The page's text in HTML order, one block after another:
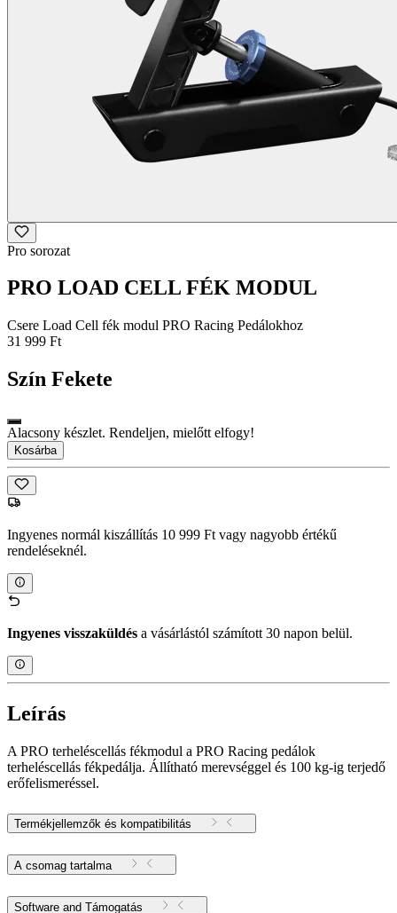
Pro sorozat
PRO LOAD CELL FÉK MODUL
Csere Load Cell fék modul PRO Racing Pedálokhoz
31 999 Ft
Szín Fekete
Alacsony készlet. Rendeljen, mielőtt elfogy!
Kosárba
Ingyenes normál kiszállítás 10 999 Ft vagy nagyobb értékű
rendeléseknél.
Ingyenes visszaküldés a vásárlástól számított 30 napon belül.
Leírás
A PRO terheléscellás fékmodul a PRO Racing pedálok
terheléscellás fékpedálja. Állítható merevséggel és 100 kg-ig terjedő
erőfelismeréssel.
Termékjellemzők és kompatibilitás
A csomag tartalma
Software and Támogatás